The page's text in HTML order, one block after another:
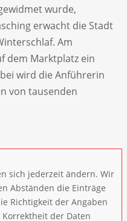
wurde,
erwacht die Stadt
Am
dem Marktplatz ein
wird die Anführerin
von tausenden
sich jederzeit ändern. Wir
Abständen die Einträge
Richtigkeit der Angaben
der Daten